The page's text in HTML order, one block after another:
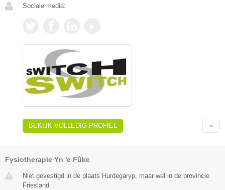
Sociale media:
BEKIJK VOLLEDIG PROFIEL
Fysiotherapie Yn 'e Fûke
Niet gevestigd in de plaats Hurdegaryp, maar wel in de provincie
Friesland.